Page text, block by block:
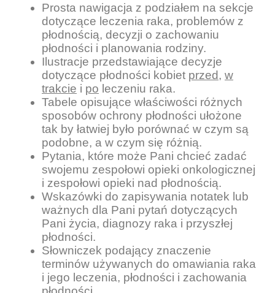
Prosta nawigacja z podziałem na sekcje
dotyczące leczenia raka, problemów z
płodnością, decyzji o zachowaniu
płodności i planowania rodziny.
Ilustracje przedstawiające decyzje
dotyczące płodności kobiet przed, w
trakcie i po leczeniu raka.
Tabele opisujące właściwości różnych
sposobów ochrony płodności ułożone
tak by łatwiej było porównać w czym są
podobne, a w czym się różnią.
Pytania, które może Pani chcieć zadać
swojemu zespołowi opieki onkologicznej
i zespołowi opieki nad płodnością.
Wskazówki do zapisywania notatek lub
ważnych dla Pani pytań dotyczących
Pani życia, diagnozy raka i przyszłej
płodności.
Słowniczek podający znaczenie
terminów używanych do omawiania raka
i jego leczenia, płodności i zachowania